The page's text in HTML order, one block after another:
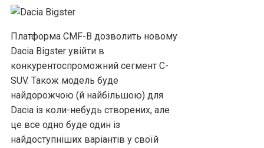
Платформа CMF-B дозволить новому
Dacia Bigster увійти в
конкурентоспроможний сегмент C-
SUV. Також модель буде
найдорожчою (й найбільшою) для
Dacia із коли-небудь створених, але
це все одно буде один із
найдоступніших варіантів у своїй